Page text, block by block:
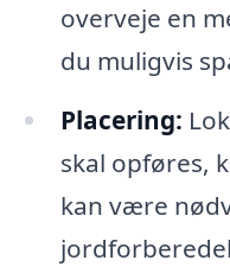
overveje en
du muligvis
Placering:
skal opføres,
kan være